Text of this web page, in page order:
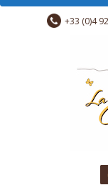
+33 (0)4